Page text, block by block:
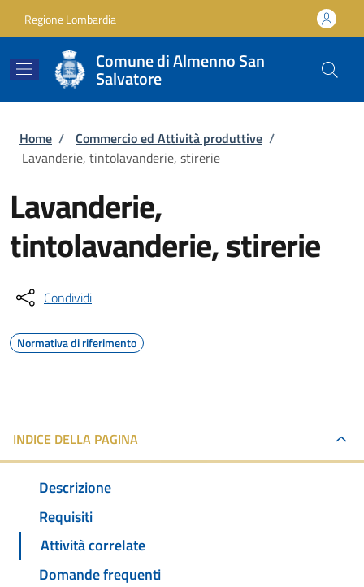
Regione Lombardia
Comune di Almenno San
Salvatore
Briciole di pane
Home / Commercio ed Attività produttive /
Lavanderie, tintolavanderie, stirerie
Lavanderie,
tintolavanderie, stirerie
Condividi
Normativa di riferimento
INDICE DELLA PAGINA
Descrizione
Requisiti
Attività correlate
Domande frequenti